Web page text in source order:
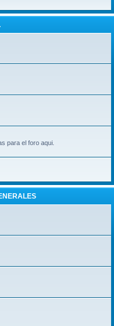
para el foro aqui.